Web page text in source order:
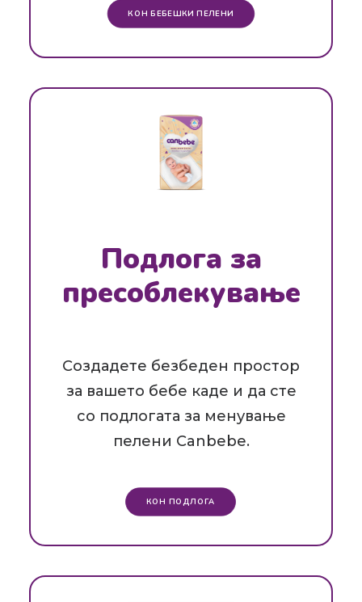
КОН БЕБЕШКИ ПЕЛЕНИ
Подлога за
пресоблекување
Создадете безбеден простор
за вашето бебе каде и да сте
со подлогата за менување
пелени Canbebe.
КОН ПОДЛОГА